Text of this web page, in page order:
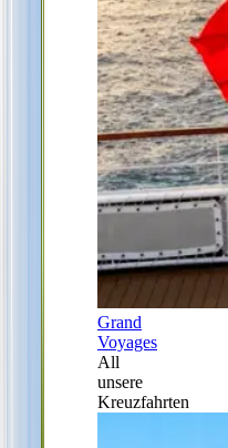
Grand
Voyages
All
unsere
Kreuzfahrten